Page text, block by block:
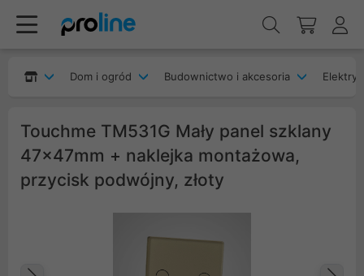
Dom i ogród Budownictwo i akcesoria
Touchme TM531G Mały panel szklany
47x47mm + naklejka montażowa,
przycisk podwójny, złoty